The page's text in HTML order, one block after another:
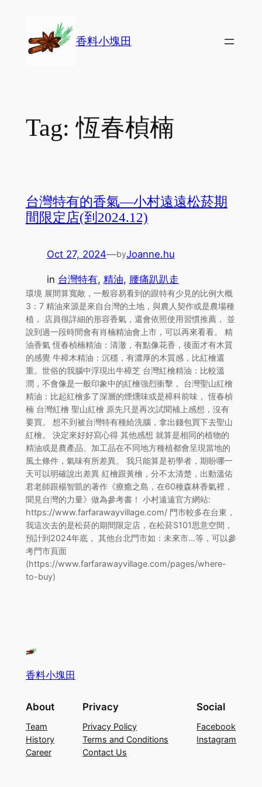
content
香料小塊田
Tag:恆春楨楠
台灣特有的香氣—小村遠遠松菸期
間限定店(到2024.12)
Oct 27, 2024—byJoanne.hu
in 台灣特有, 精油, 腰痛趴趴走
環境 展間算寬敞，一般容易看到的跟特有少見的比例大概
3：7 精油來源是來自台灣的土地，與農人契作或是農場種
植， 店員很詳細的形容香氣，還會依照使用習慣推薦， 並
說到過一段時間會有肖楠精油會上市，可以再來看看。 精
油香氣 恆春楨楠精油：清澈，有點像花香，後面才有木質
的感覺 牛樟木精油：沉穩，有濃厚的木質感，比紅檜還
重。世俗的我腦中浮現出牛樟芝 台灣紅檜精油：比較溫
潤，不會像是一般印象中的紅檜強烈衝擊， 台灣聖山紅檜
精油：比起紅檜多了深層的煙燻味或是樟科前味， 恆春楨
楠 台灣紅檜 聖山紅檜 原先只是再次試聞補上感想，沒有
要買。 想不到被台灣特有種給洗腦，拿出錢包買下去聖山
紅檜。 決定來好好寫心得 其他感想 就算是相同的植物的
精油或是農產品、加工品在不同地方種植都會呈現當地的
風土條件，氣味有所差異。 我只能算是初學者，期盼哪一
天可以明確說出差異 紅檜跟黃檜，分不太清楚，出動溫佑
君老師跟楊智凱的著作《療癒之島，在60種森林香氣裡，
聞見台灣的力量》做為參考書！ 小村遠遠官方網站:
https://www.farfarawayvillage.com/ 門市較多在台東，
我這次去的是松菸的期間限定店，在松菸S101思意空間，
預計到2024年底， 其他台北門市如：未來市…等，可以參
考門市頁面
(https://www.farfarawayvillage.com/pages/where-
to-buy)
香料小塊田
About
Team
History
Career
Privacy
Privacy Policy
Terms and Conditions
Contact Us
Social
Facebook
Instagram